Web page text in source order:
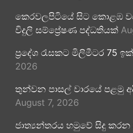
කෙරවලපිටියේ සිට කොළඹ
විදුලි සම්ප්‍රේෂණ පද්ධතියක්
ප්‍රදේශ රැසකට මිලිමීටර 75
2026
තුන්වන පාසල් වාරයේ පළමු
August 7, 2026
ජාත්‍යන්තරය හමුවේ සිදු